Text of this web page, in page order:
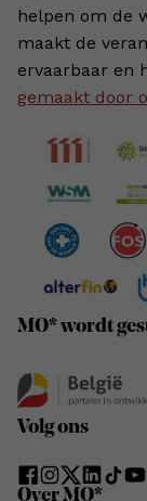
helpen om de
maakt de
ervaarbaar en
gemaakt door
MO* wordt
Volg ons
Over MO*